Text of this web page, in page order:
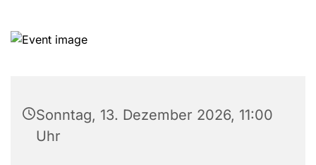
Sonntag, 13. Dezember 2026, 11:00
Uhr